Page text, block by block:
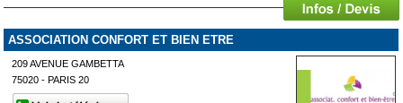
ASSOCIATION CONFORT ET BIEN ETRE
209 AVENUE GAMBETTA
75020 - PARIS 20